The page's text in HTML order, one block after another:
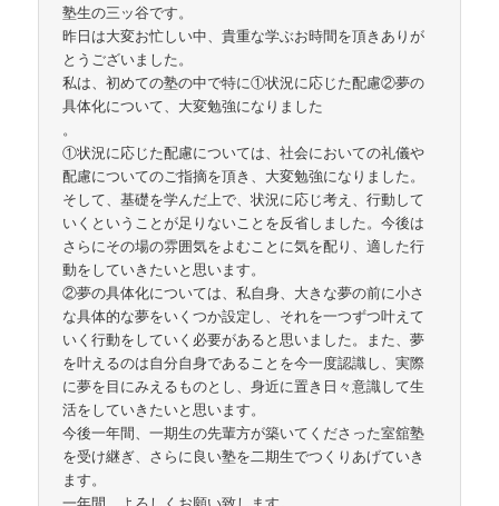
塾生の三ッ谷です。
昨日は大変お忙しい中、貴重な学ぶお時間を頂きありが
とうございました。
私は、初めての塾の中で特に①状況に応じた配慮②夢の
具体化について、大変勉強になりました
。
①状況に応じた配慮については、社会においての礼儀や
配慮についてのご指摘を頂き、大変勉強になりました。
そして、基礎を学んだ上で、状況に応じ考え、行動して
いくということが足りないことを反省しました。今後は
さらにその場の雰囲気をよむことに気を配り、適した行
動をしていきたいと思います。
②夢の具体化については、私自身、大きな夢の前に小さ
な具体的な夢をいくつか設定し、それを一つずつ叶えて
いく行動をしていく必要があると思いました。また、夢
を叶えるのは自分自身であることを今一度認識し、実際
に夢を目にみえるものとし、身近に置き日々意識して生
活をしていきたいと思います。
今後一年間、一期生の先輩方が築いてくださった室舘塾
を受け継ぎ、さらに良い塾を二期生でつくりあげていき
ます。